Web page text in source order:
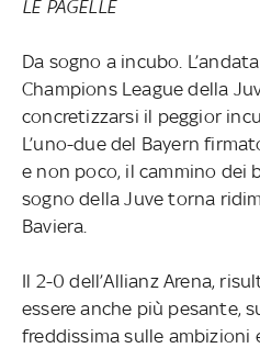
LE PAGELLE
Da sogno a incubo.
Champions League della
concretizzarsi il peggior
L’uno-due del Bayern
e non poco, il cammino dei
sogno della Juve torna
Baviera.
Il 2-0 dell’Allianz Arena,
essere anche più pesante,
freddissima sulle ambizioni